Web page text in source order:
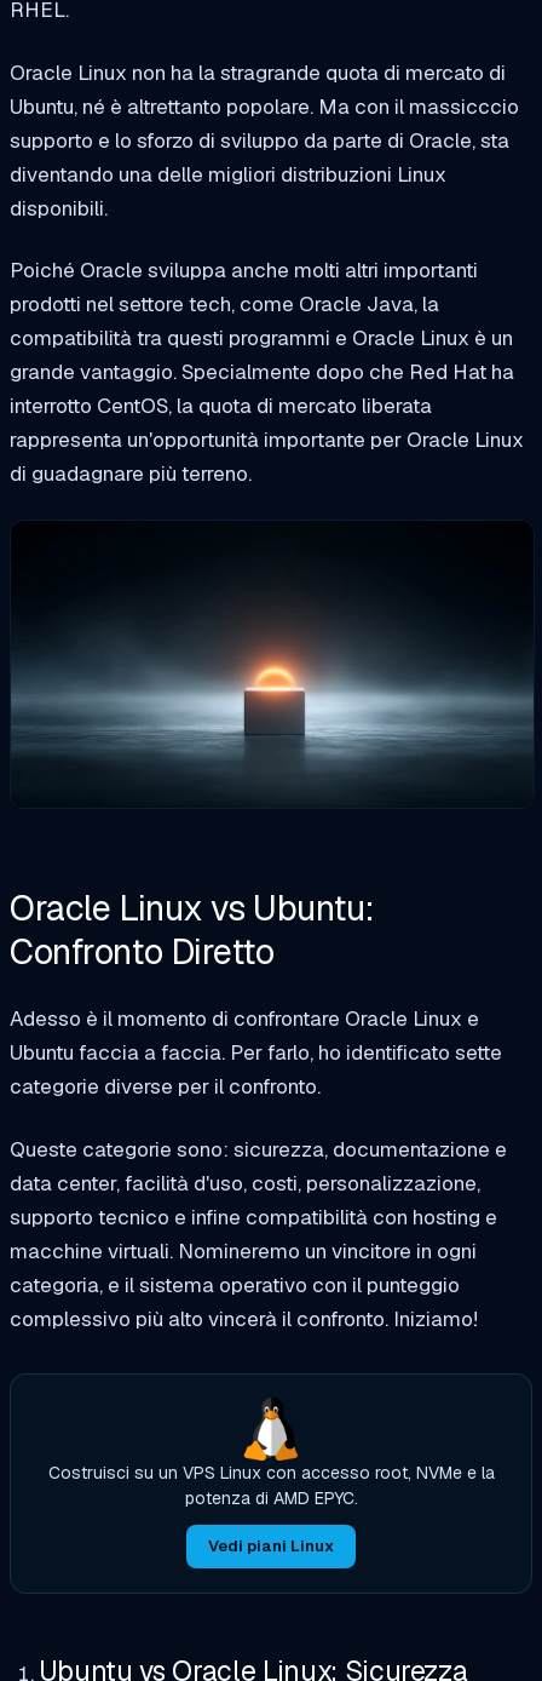
RHEL.
Oracle Linux non ha la stragrande quota di mercato di
Ubuntu, né è altrettanto popolare. Ma con il massicccio
supporto e lo sforzo di sviluppo da parte di Oracle, sta
diventando una delle migliori distribuzioni Linux
disponibili.
Poiché Oracle sviluppa anche molti altri importanti
prodotti nel settore tech, come Oracle Java, la
compatibilità tra questi programmi e Oracle Linux è un
grande vantaggio. Specialmente dopo che Red Hat ha
interrotto CentOS, la quota di mercato liberata
rappresenta un'opportunità importante per Oracle Linux
di guadagnare più terreno.
Oracle Linux vs Ubuntu:
Confronto Diretto
Adesso è il momento di confrontare Oracle Linux e
Ubuntu faccia a faccia. Per farlo, ho identificato sette
categorie diverse per il confronto.
Queste categorie sono: sicurezza, documentazione e
data center, facilità d'uso, costi, personalizzazione,
supporto tecnico e infine compatibilità con hosting e
macchine virtuali. Nomineremo un vincitore in ogni
categoria, e il sistema operativo con il punteggio
complessivo più alto vincerà il confronto. Iniziamo!
Costruisci su un VPS Linux con accesso root, NVMe e la
potenza di AMD EPYC.
Vedi piani Linux
Ubuntu vs Oracle Linux: Sicurezza